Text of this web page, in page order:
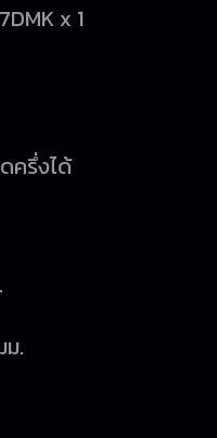
x 1
ครึ่งได้
ม.